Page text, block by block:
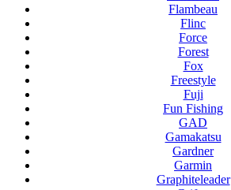
Flambeau
Flinc
Force
Forest
Fox
Freestyle
Fuji
Fun Fishing
GAD
Gamakatsu
Gardner
Garmin
Graphiteleader